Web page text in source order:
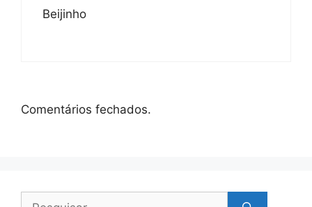
Beijinho
Comentários fechados.
Pesquisar